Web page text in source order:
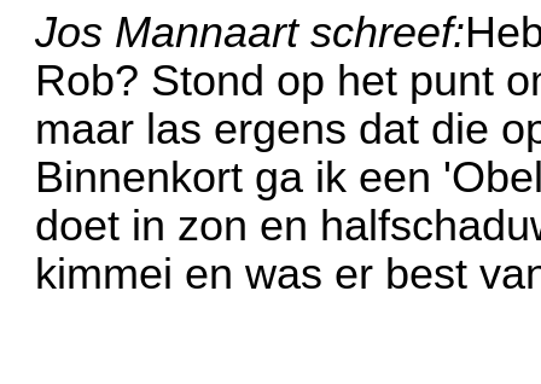
Jos Mannaart schreef:
Rob? Stond op het punt
maar las ergens dat die
Binnenkort ga ik een
doet in zon en
kimmei en was er best